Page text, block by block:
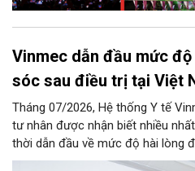
Vinmec dẫn đầu mức
sóc sau điều trị tại Việt
Tháng 07/2026, Hệ thống Y tế
tư nhân được nhận biết nhiều
thời dẫn đầu về mức độ hài lòng
điều trị.